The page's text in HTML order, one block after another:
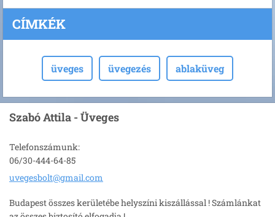
CÍMKÉK
üveges üvegezés ablaküveg
Szabó Attila - Üveges
Telefonszámunk:
06/30-444-64-85
uvegesbolt@gmail.com
Budapest összes kerületébe helyszíni kiszállással ! Számlánkat